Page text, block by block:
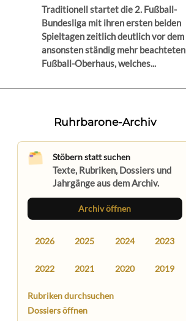
Traditionell startet die 2. Fußball-
Bundesliga mit ihren ersten beiden
Spieltagen zeitlich deutlich vor dem
ansonsten ständig mehr beachteten
Fußball-Oberhaus, welches...
Ruhrbarone-Archiv
Stöbern statt suchen
Texte, Rubriken, Dossiers und
Jahrgänge aus dem Archiv.
Archiv öffnen
2026 2025 2024 2023
2022 2021 2020 2019
Rubriken durchsuchen
Dossiers öffnen